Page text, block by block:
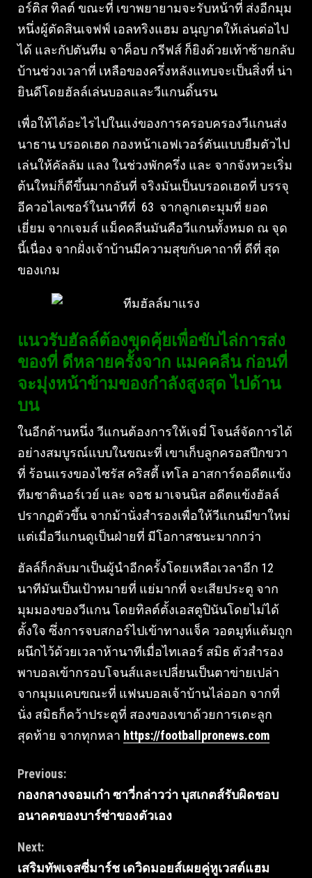
อร์ติส ทิลต์ ขณะที่ เขาพยายามจะรับหน้าที่ ส่งอีกมุม
หนึ่งผู้ตัดสินเจฟฟ์ เอลทริงแฮม อนุญาตให้เล่นต่อไป
ได้ และกัปตันทีม จาค็อบ กรีฟส์ ก็ยิงด้วยเท้าซ้ายกลับ
บ้านช่วงเวลาที่ เหลือของครึ่งหลังแทบจะเป็นสิ่งที่ น่า
ยินดีโดยฮัลล์เล่นบอลและวีแกนดิ้นรน
เพื่อให้ได้อะไรไปในแง่ของการครอบครองวีแกนส่ง
นาธาน บรอดเฮด กองหน้าเอฟเวอร์ตันแบบยืมตัวไป
เล่นให้คัลลัม แลง ในช่วงพักครึ่ง และ จากจังหวะเริ่ม
ต้นใหม่ก็ดีขึ้นมากอันที่ จริงมันเป็นบรอดเฮดที่ บรรจุ
อีควอไลเซอร์ในนาทีที่ 63 จากลูกเตะมุมที่ ยอด
เยี่ยม จากเจมส์ แม็คคลีนมันคือวีแกนทั้งหมด ณ จุด
นี้เนื่อง จากฝั่งเจ้าบ้านมีความสุขกับคาถาที่ ดีที่ สุด
ของเกม
แนวรับฮัลล์ต้องขุดคุ้ยเพื่อขับไล่การส่ง
ของที่ ดีหลายครั้งจาก แมคคลีน ก่อนที่
จะมุ่งหน้าข้ามของกำลังสูงสุด ไปด้าน
บน
ในอีกด้านหนึ่ง วีแกนต้องการให้เจมี่ โจนส์จัดการได้
อย่างสมบูรณ์แบบในขณะที่ เขาเก็บลูกครอสปีกขวา
ที่ ร้อนแรงของไซรัส คริสตี้ เทโล อาสการ์ดอดีตแข้ง
ทีมชาตินอร์เวย์ และ จอช มาเจนนิส อดีตแข้งฮัลล์
ปรากฏตัวขึ้น จากม้านั่งสํารองเพื่อให้วีแกนมีขาใหม่
แต่เมื่อวีแกนดูเป็นฝ่ายที่ มีโอกาสชนะมากกว่า
ฮัลล์ก็กลับมาเป็นผู้นําอีกครั้งโดยเหลือเวลาอีก 12
นาทีมันเป็นเป้าหมายที่ แย่มากที่ จะเสียประตู จาก
มุมมองของวีแกน โดยทิลต์ตั้งเอสตูปินันโดยไม่ได้
ตั้งใจ ซึ่งการจบสกอร์ไปเข้าทางแจ็ค วอตมูห์แต้มถูก
ผนึกไว้ด้วยเวลาห้านาทีเมื่อไทเลอร์ สมิธ ตัวสํารอง
พาบอลเข้ากรอบโจนส์และเปลี่ยนเป็นตาข่ายเปล่า
จากมุมแคบขณะที่ แฟนบอลเจ้าบ้านไล่ออก จากที่
นั่ง สมิธก็คว้าประตูที่ สองของเขาด้วยการเตะลูก
สุดท้าย จากทุกหลา https://footballpronews.com
Continue
Reading
Previous:
กองกลางจอมเก๋า ซาวี่กล่าวว่า บุสเกตส์รับผิดชอบ
อนาคตของบาร์ซ่าของตัวเอง
Next:
เสริมทัพเจสซี่มาร์ช เดวิดมอยส์เผยคู่หูเวสต์แฮม